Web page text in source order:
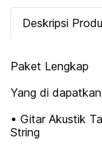
Deskripsi
Paket Lengkap
Yang di
• Gitar Akustik
String